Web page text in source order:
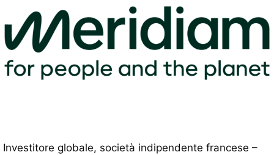
Investitore globale, società indipendente francese –